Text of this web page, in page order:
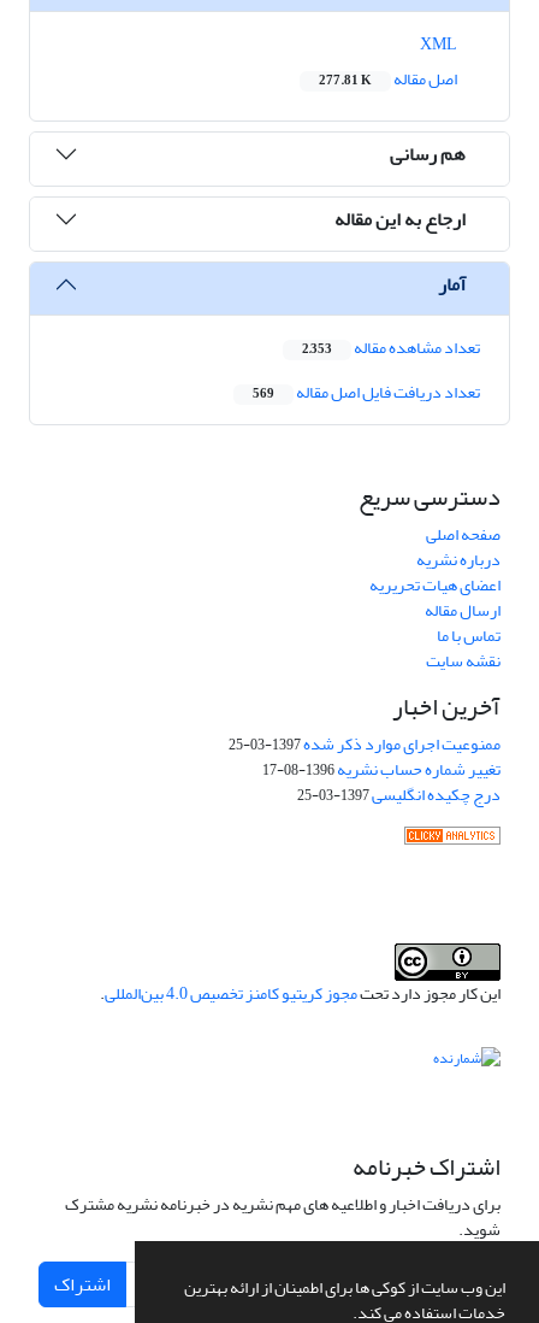
این وب سایت از کوکی ها برای اطمینان از ارائه بهترین
خدمات استفاده می کند.
اصل مقاله
277.81 K
هم رسانی
ارجاع به این مقاله
آمار
تعداد مشاهده مقاله 2,353
تعداد دریافت فایل اصل مقاله 569
دسترسی سریع
صفحه اصلی
درباره نشریه
اعضای هیات تحریریه
ارسال مقاله
تماس با ما
نقشه سایت
آخرین اخبار
ممنوعیت اجرای موارد ذکر شده1397-03-25
تغییر شماره حساب نشریه1396-08-17
درج چکیده انگلیسی1397-03-25
این کار مجوز دارد تحتمجوز کریتیو کامنز تخصیص 4.0 بین‌المللی .
اشتراک خبرنامه
برای دریافت اخبار و اطلاعیه های مهم نشریه در خبرنامه نشریه مشترک
شوید.
اشتراک